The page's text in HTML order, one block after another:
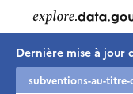
Dernière mise à jour